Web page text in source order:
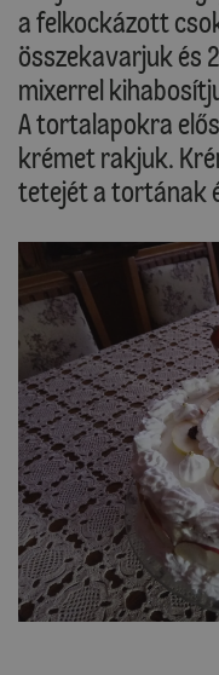
a felkockázott
összekavarjuk és
mixerrel
A tortalapokra
krémet rakjuk.
tetejét a tortának